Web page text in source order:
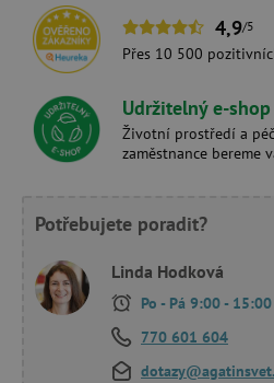
4,9/5
Přes 10 500
Udržitelný e-shop
Životní prostředí a
zaměstnance bereme
Potřebujete poradit?
Linda Hodková
Po - Pá 9:00 - 15:00
770 601 604